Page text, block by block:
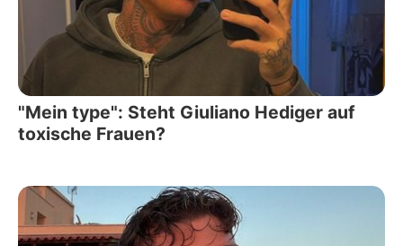
"Mein type": Steht Giuliano Hediger auf
toxische Frauen?